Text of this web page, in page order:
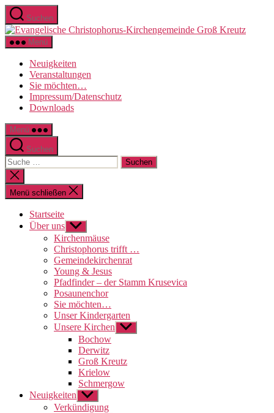
Direkt
zum
Inhalt
wechseln
Suchen
Menü
Neuigkeiten
Veranstaltungen
Sie möchten…
Impressum/Datenschutz
Downloads
Menü
Suchen
Suche
nach:
Suche
schließen
Menü schließen
Startseite
Über uns Untermenü
anzeigen
Kirchenmäuse
Christophorus trifft …
Gemeindekirchenrat
Young & Jesus
Pfadfinder – der Stamm Krusevica
Posaunenchor
Sie möchten…
Unser Kindergarten
Unsere Kirchen Untermenü
anzeigen
Bochow
Derwitz
Groß Kreutz
Krielow
Schmergow
Neuigkeiten Untermenü
anzeigen
Verkündigung